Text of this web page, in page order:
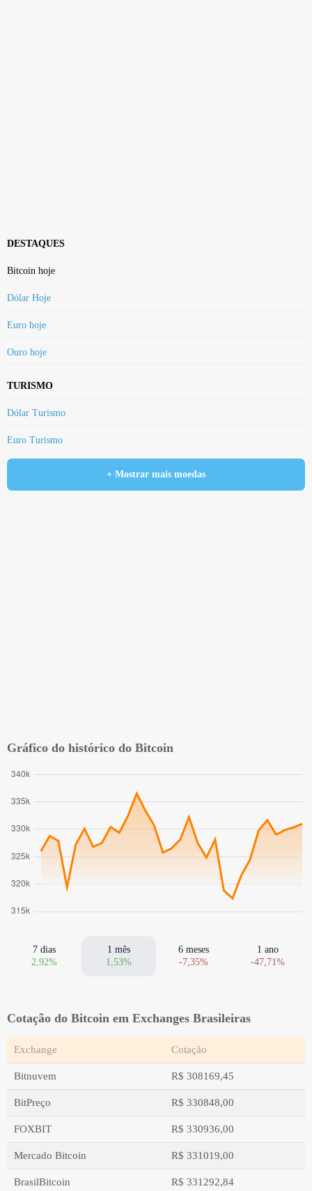
DESTAQUES
Bitcoin hoje
Dólar Hoje
Euro hoje
Ouro hoje
TURISMO
Dólar Turismo
Euro Turismo
+ Mostrar mais moedas
Gráfico do histórico do Bitcoin
7 dias
2,92%
1 mês
1,53%
6 meses
-7,35%
1 ano
-47,71%
Cotação do Bitcoin em Exchanges Brasileiras
Exchange Cotação
Bitnuvem R$ 308169,45
BitPreço R$ 330848,00
FOXBIT R$ 330936,00
Mercado Bitcoin R$ 331019,00
BrasilBitcoin R$ 331292,84